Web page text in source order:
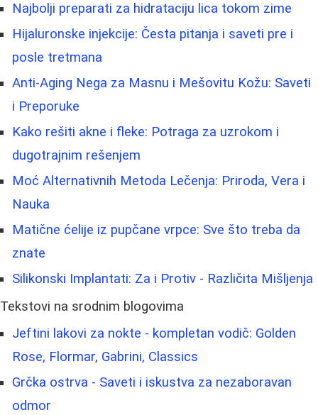
Najbolji preparati za hidrataciju lica tokom zime
Hijaluronske injekcije: Česta pitanja i saveti pre i
posle tretmana
Anti-Aging Nega za Masnu i Mešovitu Kožu: Saveti
i Preporuke
Kako rešiti akne i fleke: Potraga za uzrokom i
dugotrajnim rešenjem
Moć Alternativnih Metoda Lečenja: Priroda, Vera i
Nauka
Matične ćelije iz pupčane vrpce: Sve što treba da
znate
Silikonski Implantati: Za i Protiv - Različita Mišljenja
Tekstovi na srodnim blogovima
Jeftini lakovi za nokte - kompletan vodič: Golden
Rose, Flormar, Gabrini, Classics
Grčka ostrva - Saveti i iskustva za nezaboravan
odmor